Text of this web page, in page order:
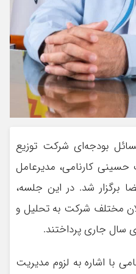
بودجه‌ای شرکت توزیع
حسینی کارنامی، مدیرعامل
برگزار شد. در این جلسه،
مختلف شرکت به تحلیل و
سال جاری پرداختند.
با اشاره به لزوم مدیریت